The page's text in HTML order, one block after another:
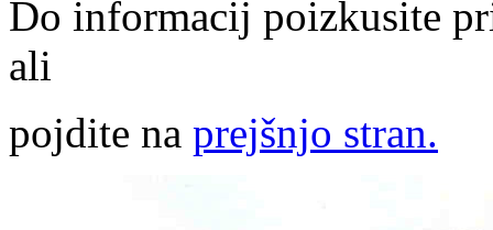
Do informacij poizkusite
ali
pojdite na prejšnjo stran.